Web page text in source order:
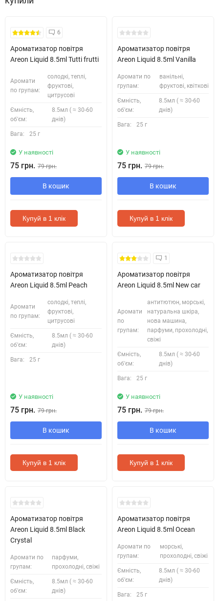
6
Ароматизатор повітря
Areon Liquid 8.5ml Tutti frutti
Аромати
по групам:
солодкі, теплі,
фруктові,
цитрусові
Ємність,
об'єм:
8.5мл ( ≈ 30-60
днів)
Вага: 25 г
У наявності
75 грн. 79 грн.
В кошик
Купуй в 1 клік
Ароматизатор повітря
Areon Liquid 8.5ml Vanilla
Аромати по
групам:
ванільні,
фруктові, квіткові
Ємність,
об'єм:
8.5мл ( ≈ 30-60
днів)
Вага: 25 г
У наявності
75 грн. 79 грн.
В кошик
Купуй в 1 клік
Ароматизатор повітря
Areon Liquid 8.5ml Peach
Аромати
по групам:
солодкі, теплі,
фруктові,
цитрусові
Ємність,
об'єм:
8.5мл ( ≈ 30-60
днів)
Вага: 25 г
У наявності
75 грн. 79 грн.
В кошик
Купуй в 1 клік
1
Ароматизатор повітря
Areon Liquid 8.5ml New car
Аромати
по
групам:
антитютюн, морські,
натуральна шкіра,
нова машина,
парфуми, прохолодні,
свіжі
Ємність,
об'єм:
8.5мл ( ≈ 30-60
днів)
Вага: 25 г
У наявності
75 грн. 79 грн.
В кошик
Купуй в 1 клік
Ароматизатор повітря
Areon Liquid 8.5ml Black
Crystal
Аромати по
групам:
парфуми,
прохолодні, свіжі
Ємність,
об'єм:
8.5мл ( ≈ 30-60
днів)
Ароматизатор повітря
Areon Liquid 8.5ml Ocean
Аромати по
групам:
морські,
прохолодні, свіжі
Ємність,
об'єм:
8.5мл ( ≈ 30-60
днів)
Вага: 25 г